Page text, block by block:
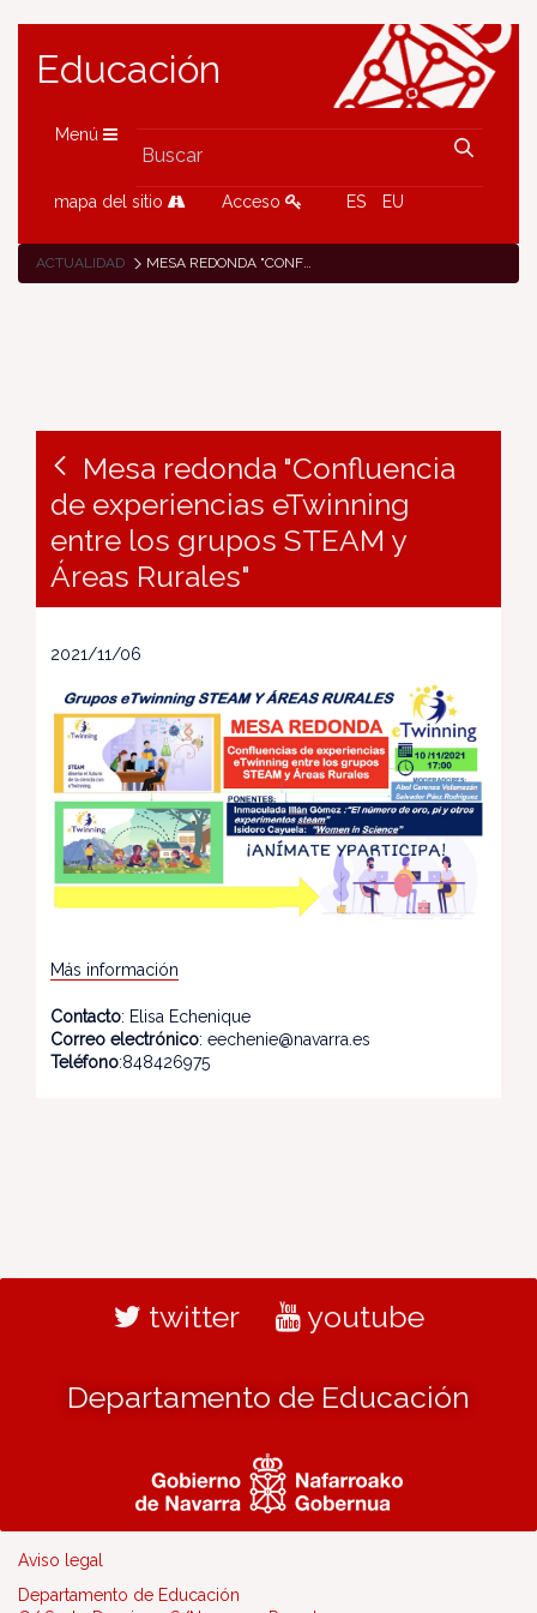
Educación
Menú
mapa del sitio Acceso ES EU
ACTUALIDAD MESA REDONDA "CONFLUENCIA DE EXPERIENCIAS ETWINNING ENTRE LOS GRUPOS STEAM Y ÁREAS RURALES"
Mesa redonda "Confluencia
de experiencias eTwinning
entre los grupos STEAM y
Áreas Rurales"
2021/11/06
Más información
Contacto: Elisa Echenique
Correo electrónico: eechenie@navarra.es
Teléfono:848426975
twitter youtube
Departamento de Educación
Aviso legal
Departamento de Educación